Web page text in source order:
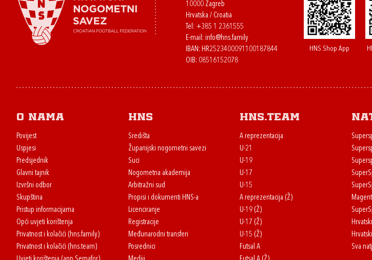
10000 Zagreb
Hrvatska / Croatia
Tel: +385 1 2361555
E-mail: info@hns.family
IBAN: HR2523400091100187844
OIB: 08516152078
HNS Shop App
O nama
Povijest
Uspjesi
Predsjednik
Glavni tajnik
Izvršni odbor
Skupština
Pristup informacijama
Opći uvjeti korištenja
Privatnost i kolačići (hns.family)
Privatnost i kolačići (hns.team)
HNS
Središta
Županijski nogometni savezi
Suci
Nogometna akademija
Arbitražni sud
Propisi i dokumenti HNS-a
Licenciranje
Registracije
Međunarodni transferi
Posrednici
HNS.team
A reprezentacija
U-21
U-19
U-17
U-15
A reprezentacija (Ž)
U-19 (Ž)
U-17 (Ž)
U-15 (Ž)
Futsal A
Sva